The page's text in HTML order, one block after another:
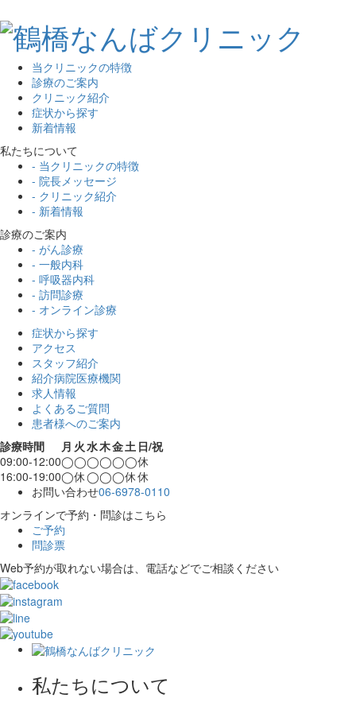
当クリニックの特徴
診療のご案内
クリニック紹介
症状から探す
新着情報
私たちについて
- 当クリニックの特徴
- 院長メッセージ
- クリニック紹介
- 新着情報
診療のご案内
- がん診療
- 一般内科
- 呼吸器内科
- 訪問診療
- オンライン診療
症状から探す
アクセス
スタッフ紹介
紹介病院医療機関
求人情報
よくあるご質問
患者様へのご案内
診療時間
月 火水木金土 日/祝
09:00-12:00◯◯◯◯◯◯休
16:00-19:00◯休◯◯◯休休
お問い合わせ06-6978-0110
オンラインで予約・問診はこちら
ご予約
問診票
Web予約が取れない場合は、電話などでご相談ください
私たちについて